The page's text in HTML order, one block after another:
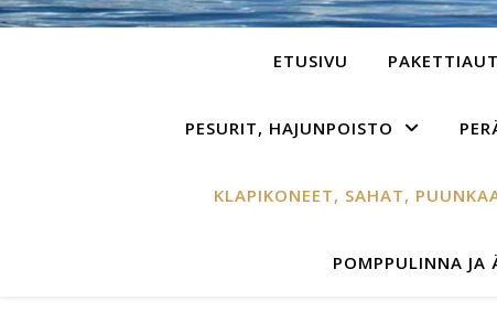
ETUSIVU
PESURIT, HAJUNPOISTO
KLAPIKONEET, SAHAT,
POMPPULINNA JA